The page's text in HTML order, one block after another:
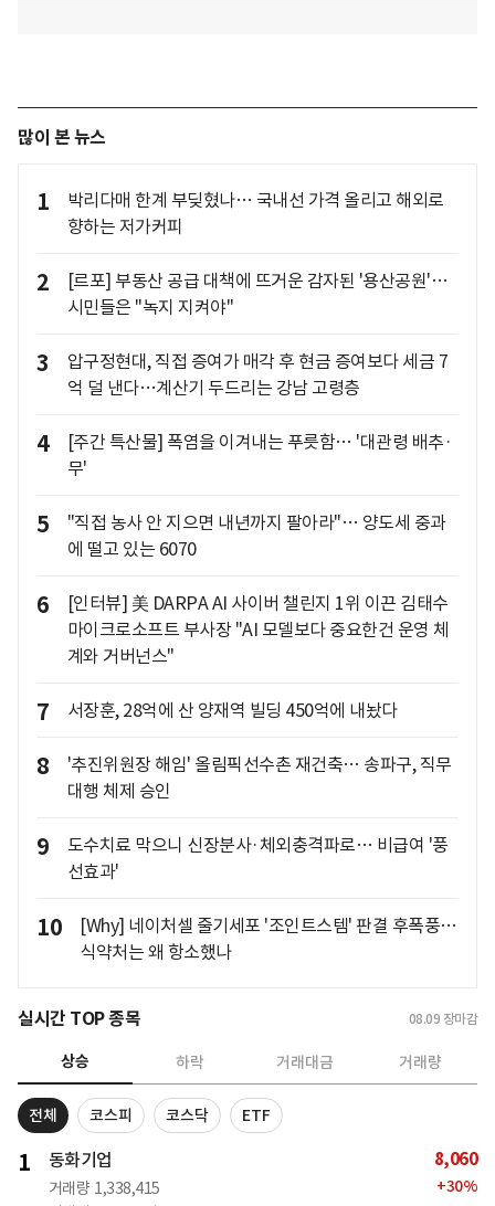
많이 본 뉴스
1
박리다매 한계 부딪혔나… 국내선 가격 올리고 해외로
향하는 저가커피
2
[르포] 부동산 공급 대책에 뜨거운 감자된 '용산공원'…
시민들은 "녹지 지켜야"
3
압구정현대, 직접 증여가 매각 후 현금 증여보다 세금 7
억 덜 낸다…계산기 두드리는 강남 고령층
4
[주간 특산물] 폭염을 이겨내는 푸릇함… '대관령 배추·
무'
5
"직접 농사 안 지으면 내년까지 팔아라"… 양도세 중과
에 떨고 있는 6070
6
[인터뷰] 美 DARPA AI 사이버 챌린지 1위 이끈 김태수
마이크로소프트 부사장 "AI 모델보다 중요한건 운영 체
계와 거버넌스"
7 서장훈, 28억에 산 양재역 빌딩 450억에 내놨다
8
'추진위원장 해임' 올림픽선수촌 재건축… 송파구, 직무
대행 체제 승인
9
도수치료 막으니 신장분사·체외충격파로… 비급여 '풍
선효과'
10
[Why] 네이처셀 줄기세포 '조인트스템' 판결 후폭풍…
식약처는 왜 항소했나
실시간 TOP 종목 08.09 장마감
상승 하락 거래대금 거래량
전체 코스피 코스닥 ETF
1 동화기업
거래량 1,338,415
8,060
+30%